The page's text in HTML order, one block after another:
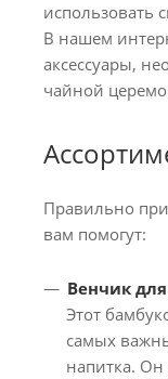
использовать
В нашем
аксессуары,
чайной
Правильно
вам помогут:
Венчик
Этот
самых
напитка. Он